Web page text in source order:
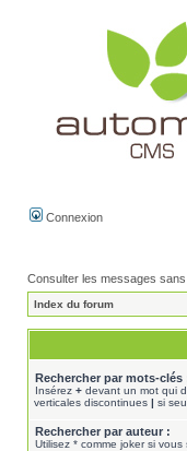
Connexion
Consulter les messages
Index du forum
Rechercher par mots-clés
Insérez + devant un mot qui
verticales discontinues | si
Rechercher par auteur :
Utilisez * comme joker si